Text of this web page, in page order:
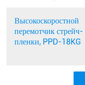
Высокоскоростной
перемотчик стрейч-
пленки, PPD-18KG